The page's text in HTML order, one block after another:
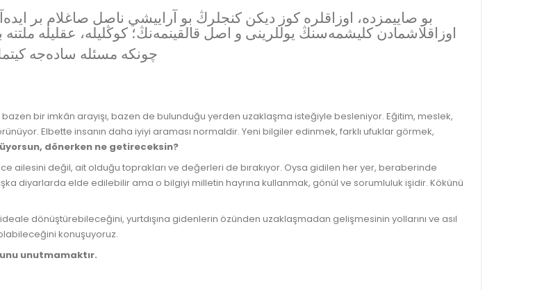
بو صاييمزده، اوزاقلره كوز دیكن كنجلرڭ بو آراييشي ناصل صاغلام بر
اوزاقلاشمادن كليشمەسنڭ یوللرینی و اصل قالقينمەنڭ؛ كوڭليله، عقلیله
چونكه مسئله سادەجه
bir imkân arayışı, bazen de bulunduğu yerden uzaklaşma isteğiyle besleniyor. Eğitim, meslek,
Elbette insanın daha iyiyi araması normaldir. Yeni bilgiler edinmek, farklı ufuklar görmek,
dönerken ne getireceksin?
ailesini değil, ait olduğu toprakları ve değerleri de bırakıyor. Oysa gidilen her yer, beraberinde
diyarlarda elde edilebilir ama o bilgiyi milletin hayrına kullanmak, gönül ve sorumluluk işidir. Kökünü
dönüştürebileceğini, yurtdışına gidenlerin özünden uzaklaşmadan gelişmesinin yollarını ve asıl
konuşuyoruz.
unutmamaktır.